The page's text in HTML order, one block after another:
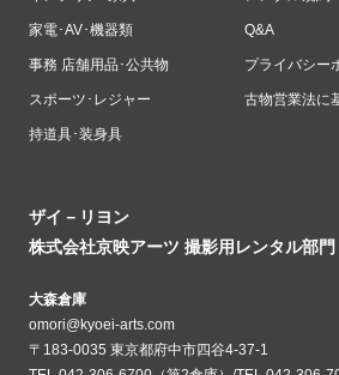
家電･AV･機器類
事務 店舗用品･公共物
スポーツ･レジャー
持道具･装身具
Q&A
プライバシー
古物営業法に
ザイ－リヨン
株式会社京映アーツ 撮影用レンタル部門
大森倉庫
omori@kyoei-arts.com
〒183-0035 東京都府中市四谷4-37-1